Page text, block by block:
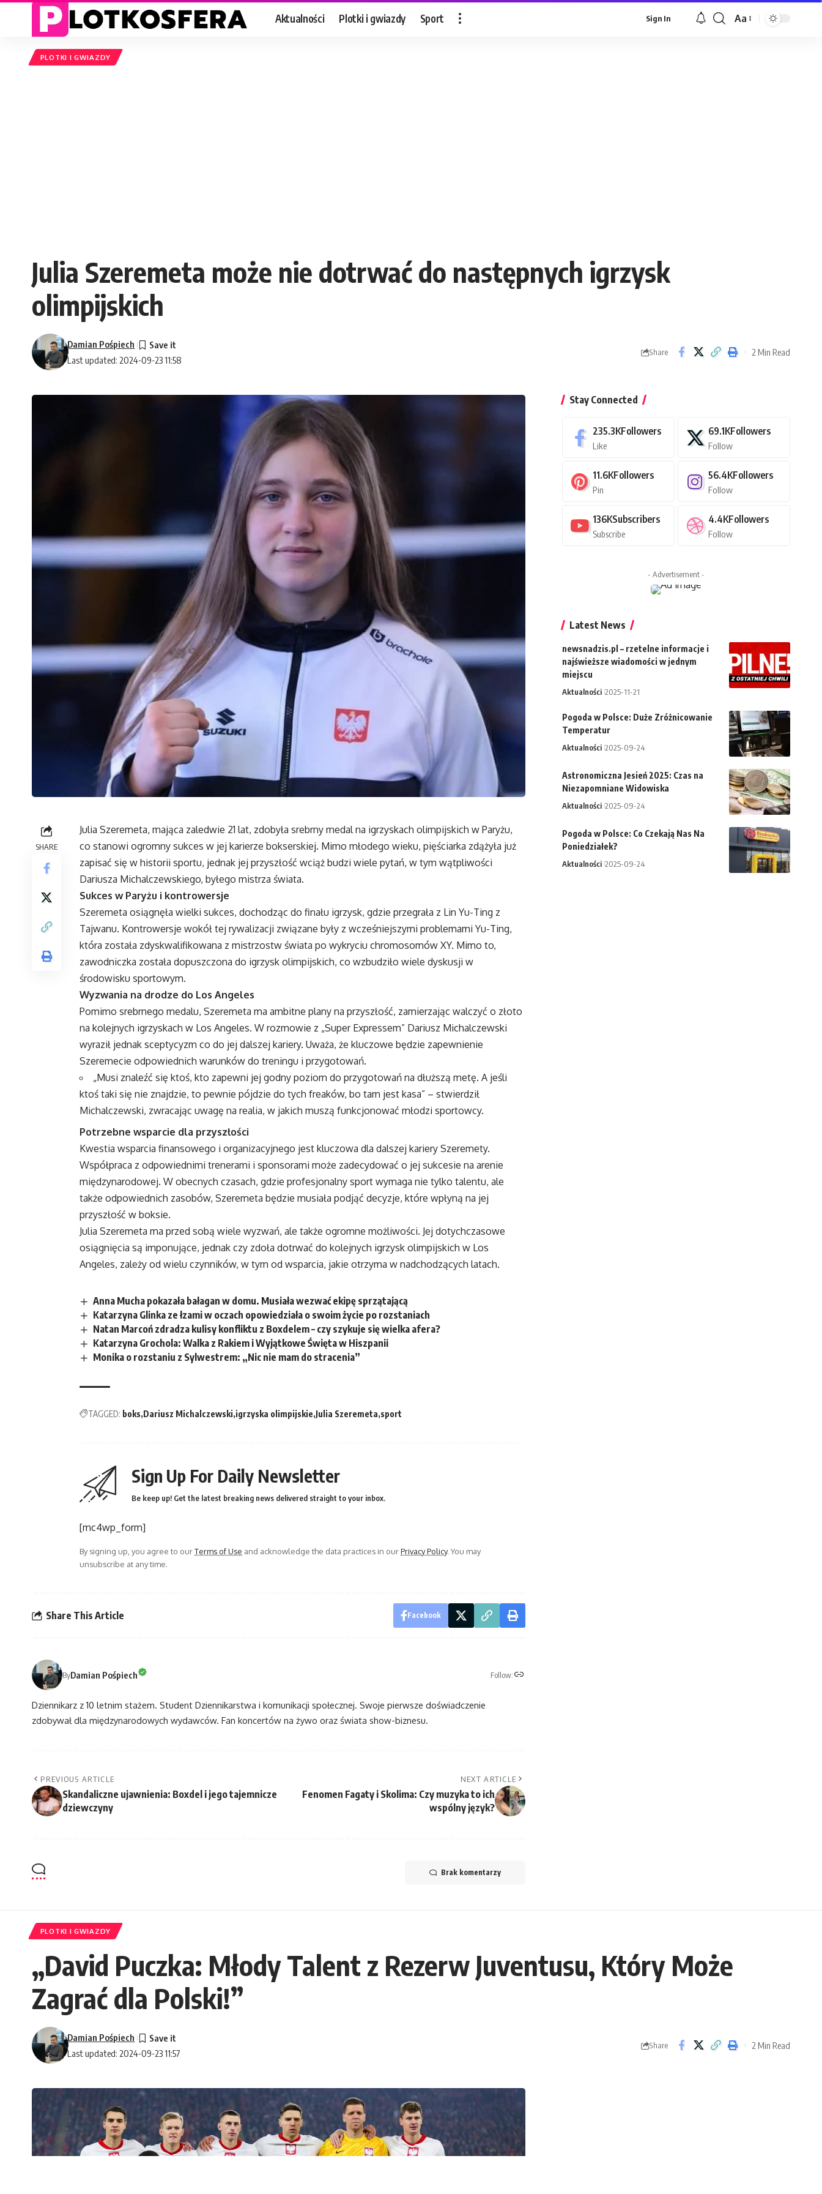
Aktualności Plotki i gwiazdy Sport Sign In
Font
Aa
PLOTKI I GWIAZDY
Julia Szeremeta może nie dotrwać do następnych igrzysk
olimpijskich
Last updated: 2024-09-23 11:58
Damian Pośpiech
Share 2 Min Read
SHARE
Julia Szeremeta, mająca zaledwie 21 lat, zdobyła srebrny medal na igrzyskach olimpijskich w Paryżu,
co stanowi ogromny sukces w jej karierze bokserskiej. Mimo młodego wieku, pięściarka zdążyła już
zapisać się w historii sportu, jednak jej przyszłość wciąż budzi wiele pytań, w tym wątpliwości
Dariusza Michalczewskiego, byłego mistrza świata.
Sukces w Paryżu i kontrowersje
Szeremeta osiągnęła wielki sukces, dochodząc do finału igrzysk, gdzie przegrała z Lin Yu-Ting z
Tajwanu. Kontrowersje wokół tej rywalizacji związane były z wcześniejszymi problemami Yu-Ting,
która została zdyskwalifikowana z mistrzostw świata po wykryciu chromosomów XY. Mimo to,
zawodniczka została dopuszczona do igrzysk olimpijskich, co wzbudziło wiele dyskusji w
środowisku sportowym.
Wyzwania na drodze do Los Angeles
Pomimo srebrnego medalu, Szeremeta ma ambitne plany na przyszłość, zamierzając walczyć o złoto
na kolejnych igrzyskach w Los Angeles. W rozmowie z „Super Expressem” Dariusz Michalczewski
wyraził jednak sceptycyzm co do jej dalszej kariery. Uważa, że kluczowe będzie zapewnienie
Szeremecie odpowiednich warunków do treningu i przygotowań.
„Musi znaleźć się ktoś, kto zapewni jej godny poziom do przygotowań na dłuższą metę. A jeśli
ktoś taki się nie znajdzie, to pewnie pójdzie do tych freaków, bo tam jest kasa” – stwierdził
Michalczewski, zwracając uwagę na realia, w jakich muszą funkcjonować młodzi sportowcy.
Potrzebne wsparcie dla przyszłości
Kwestia wsparcia finansowego i organizacyjnego jest kluczowa dla dalszej kariery Szeremety.
Współpraca z odpowiednimi trenerami i sponsorami może zadecydować o jej sukcesie na arenie
międzynarodowej. W obecnych czasach, gdzie profesjonalny sport wymaga nie tylko talentu, ale
także odpowiednich zasobów, Szeremeta będzie musiała podjąć decyzje, które wpłyną na jej
przyszłość w boksie.
Julia Szeremeta ma przed sobą wiele wyzwań, ale także ogromne możliwości. Jej dotychczasowe
osiągnięcia są imponujące, jednak czy zdoła dotrwać do kolejnych igrzysk olimpijskich w Los
Angeles, zależy od wielu czynników, w tym od wsparcia, jakie otrzyma w nadchodzących latach.
Anna Mucha pokazała bałagan w domu. Musiała wezwać ekipę sprzątającą
Katarzyna Glinka ze łzami w oczach opowiedziała o swoim życie po rozstaniach
Natan Marcoń zdradza kulisy konfliktu z Boxdelem – czy szykuje się wielka afera?
Katarzyna Grochola: Walka z Rakiem i Wyjątkowe Święta w Hiszpanii
Monika o rozstaniu z Sylwestrem: „Nic nie mam do stracenia”
TAGGED: boks Dariusz Michalczewski igrzyska olimpijskie Julia Szeremeta sport
Sign Up For Daily Newsletter
Be keep up! Get the latest breaking news delivered straight to your inbox.
[mc4wp_form]
By signing up, you agree to ourTerms of Use and acknowledge the data practices in ourPrivacy Policy. You may
unsubscribe at any time.
Share This Article Facebook
ByDamian Pośpiech Follow:
Dziennikarz z 10 letnim stażem. Student Dziennikarstwa i komunikacji społecznej. Swoje pierwsze doświadczenie
zdobywał dla międzynarodowych wydawców. Fan koncertów na żywo oraz świata show-biznesu.
PREVIOUS ARTICLE
Skandaliczne ujawnienia: Boxdel i jego tajemnicze
dziewczyny
NEXT ARTICLE
Fenomen Fagaty i Skolima: Czy muzyka to ich
wspólny język?
Brak komentarzy
Stay Connected
235.3KFollowers
Like
69.1KFollowers
Follow
11.6KFollowers
Pin
56.4KFollowers
Follow
136KSubscribers
Subscribe
4.4KFollowers
Follow
- Advertisement -
Latest News
newsnadzis.pl – rzetelne informacje i
najświeższe wiadomości w jednym
miejscu
Aktualności 2025-11-21
Pogoda w Polsce: Duże Zróżnicowanie
Temperatur
Aktualności 2025-09-24
Astronomiczna Jesień 2025: Czas na
Niezapomniane Widowiska
Aktualności 2025-09-24
Pogoda w Polsce: Co Czekają Nas Na
Poniedziałek?
Aktualności 2025-09-24
PLOTKI I GWIAZDY
„David Puczka: Młody Talent z Rezerw Juventusu, Który Może
Zagrać dla Polski!”
Last updated: 2024-09-23 11:57
Damian Pośpiech
Share 2 Min Read